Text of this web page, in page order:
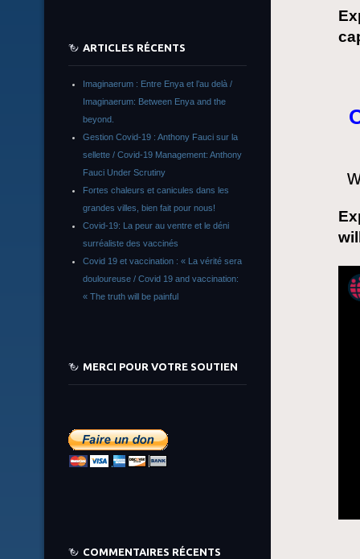
ARTICLES RÉCENTS
Imaginaerum : Entre Enya et l’au delà /
Imaginaerum: Between Enya and the
beyond.
Gestion Covid-19 : Anthony Fauci sur la
sellette / Covid-19 Management: Anthony
Fauci Under Scrutiny
Fortes chaleurs et canicules dans les
grandes villes, bien fait pour nous!
Covid-19: La peur au ventre et le déni
surréaliste des vaccinés
Covid 19 et vaccination : « La vérité sera
douloureuse / Covid 19 and vaccination:
« The truth will be painful
MERCI POUR VOTRE SOUTIEN
COMMENTAIRES RÉCENTS